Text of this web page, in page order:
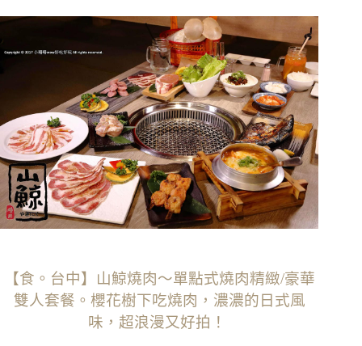
【食。台中】山鯨燒肉〜單點式燒肉精緻/豪華
雙人套餐。櫻花樹下吃燒肉，濃濃的日式風
味，超浪漫又好拍！